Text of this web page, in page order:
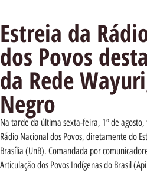
Estreia da
dos Povos
da Rede
Negro
Na tarde da última sexta-feira, 1º de
Rádio Nacional dos Povos, diretamente do
Brasília (UnB). Comandada por
Articulação dos Povos Indígenas do Brasil